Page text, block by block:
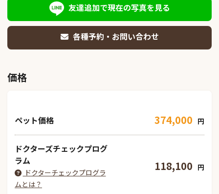
友達追加で現在の写真を見る
各種予約・お問い合わせ
価格
ペット価格 374,000 円
ドクターズチェックプログ
ラム
ドクターチェックプログラ
ムとは？
118,100 円